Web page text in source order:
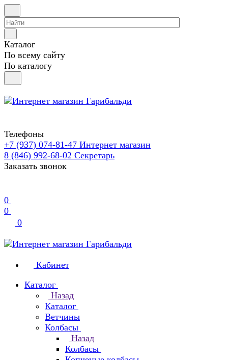
Каталог
По всему сайту
По каталогу
Телефоны
+7 (937) 074-81-47 Интернет магазин
8 (846) 992-68-02 Секретарь
Заказать звонок
0
0
0
Кабинет
Каталог
Назад
Каталог
Ветчины
Колбасы
Назад
Колбасы